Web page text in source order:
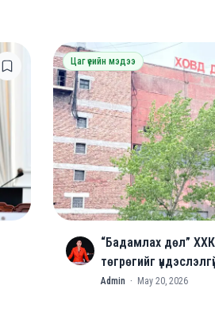
Цаг үеийн мэдээ
A
“Бадамлах дөл”
төгрөгийг
Admin · May 20, 2026